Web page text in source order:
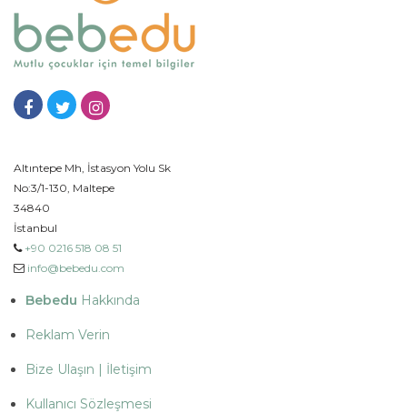
Altıntepe Mh, İstasyon Yolu Sk
No:3/1-130, Maltepe
34840
İstanbul
+90 0216 518 08 51
info@bebedu.com
Bebedu Hakkında
Reklam Verin
Bize Ulaşın | İletişim
Kullanıcı Sözleşmesi